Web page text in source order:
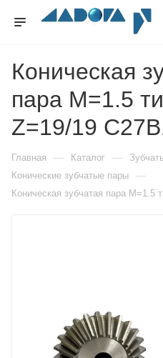
Коническая
пара M=1.5
Z=19/19
Главная — Каталог —
Конические зубчатые пары —
Коническая зубчатая пара M=1.5